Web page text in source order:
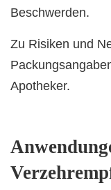
Beschwerden.
Zu Risiken und
Apotheker.